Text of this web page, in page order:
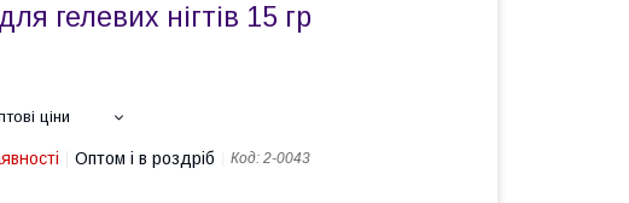
гелевих нігтів 15 гр
ціни
Оптом і в роздріб Код: 2-0043